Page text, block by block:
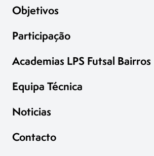
Objetivos
Participação
Academias LPS Futsal Bairros
Equipa Técnica
Noticias
Contacto